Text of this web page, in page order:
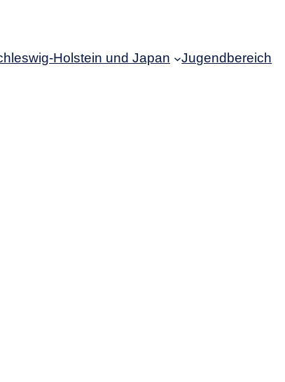
Holstein und Japan Jugendbereich